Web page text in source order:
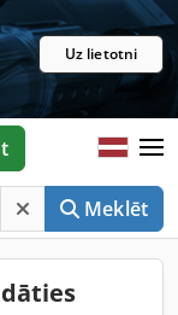
Uz lietotni
Meklēt